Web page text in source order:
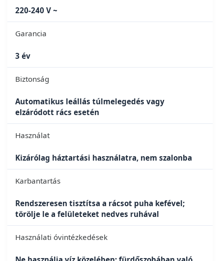
220-240 V ~
Garancia
3 év
Biztonság
Automatikus leállás túlmelegedés vagy
elzáródott rács esetén
Használat
Kizárólag háztartási használatra, nem szalonba
Karbantartás
Rendszeresen tisztítsa a rácsot puha kefével;
törölje le a felületeket nedves ruhával
Használati óvintézkedések